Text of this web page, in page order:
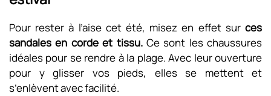
Pour rester à l’aise cet été, misez en effet surces
sandales en corde et tissu.Ce sont les chaussures
idéales pour se rendre à la plage. Avec leur ouverture
pour y glisser vos pieds, elles se mettent et
s’enlèvent avec facilité.